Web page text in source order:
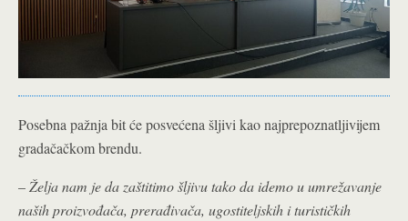
Posebna pažnja bit će posvećena šljivi kao najprepoznatljivijem
gradačačkom brendu.
–Želja nam je da zaštitimo šljivu tako da idemo u umrežavanje
naših proizvođača, prerađivača, ugostiteljskih i turističkih